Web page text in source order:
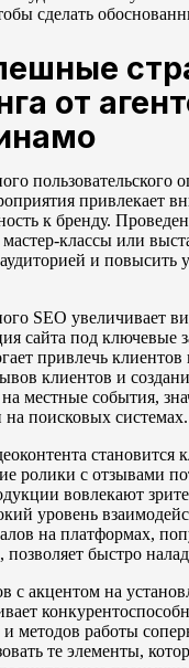
сделать
от
пользовательского
привлекает
к бренду.
классы или
и повысить
SEO увеличивает
сайта под ключевые
привлечь
клиентов и
местные события,
поисковых системах.
становится
ролики с отзывами
вовлекают
уровень
на платформах,
быстро
с акцентом на
методов работы
те элементы,